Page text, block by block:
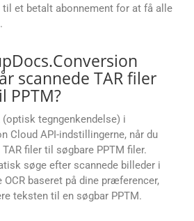
til et betalt abonnement for at få alle
scannede TAR filer
PPTM?
(optisk tegngenkendelse) i
Cloud API-indstillingerne, når du
filer til søgbare PPTM filer.
søge efter scannede billeder i
OCR baseret på dine præferencer,
teksten til en søgbar PPTM.